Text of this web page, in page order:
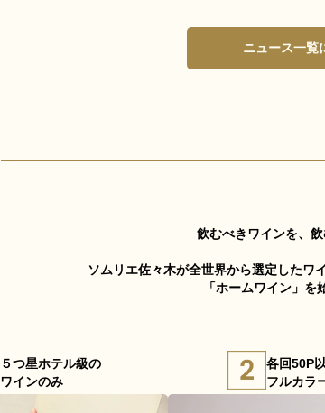
ニュース一覧
飲むべきワインを、飲
ソムリエ佐々木が全世界から選定したワ
「ホームワイン」を
５つ星ホテル級の
ワインのみ
各回50P
フルカラ